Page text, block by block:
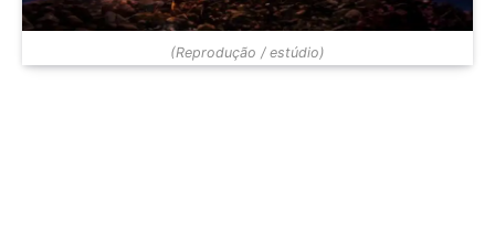
(Reprodução / estúdio)